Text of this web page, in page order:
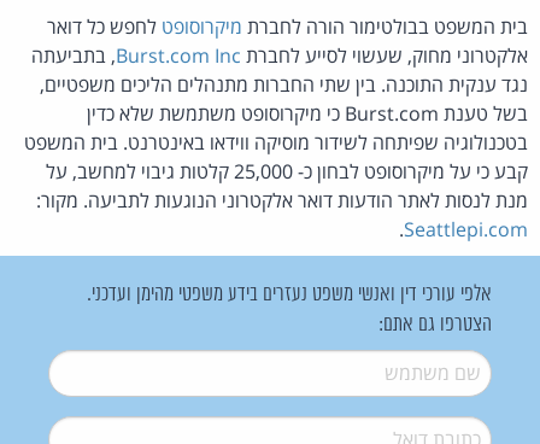
בית המשפט בבולטימור הורה לחברת מיקרוסופט לחפש כל דואר
אלקטרוני מחוק, שעשוי לסייע לחברת Burst.com Inc, בתביעתה
נגד ענקית התוכנה. בין שתי החברות מתנהלים הליכים משפטיים,
בשל טענת Burst.com כי מיקרוסופט משתמשת שלא כדין
בטכנולוגיה שפיתחה לשידור מוסיקה ווידאו באינטרנט. בית המשפט
קבע כי על מיקרוסופט לבחון כ- 25,000 קלטות גיבוי למחשב, על
מנת לנסות לאתר הודעות דואר אלקטרוני הנוגעות לתביעה. מקור:
Seattlepi.com
.
אלפי עורכי דין ואנשי משפט נעזרים בידע משפטי מהימן ועדכני.
הצטרפו גם אתם:
שם משתמש*
דואל*